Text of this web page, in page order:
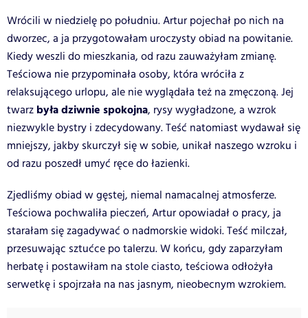
Wrócili w niedzielę po południu. Artur pojechał po nich na
dworzec, a ja przygotowałam uroczysty obiad na powitanie.
Kiedy weszli do mieszkania, od razu zauważyłam zmianę.
Teściowa nie przypominała osoby, która wróciła z
relaksującego urlopu, ale nie wyglądała też na zmęczoną. Jej
twarz była dziwnie spokojna, rysy wygładzone, a wzrok
niezwykle bystry i zdecydowany. Teść natomiast wydawał się
mniejszy, jakby skurczył się w sobie, unikał naszego wzroku i
od razu poszedł umyć ręce do łazienki.
Zjedliśmy obiad w gęstej, niemal namacalnej atmosferze.
Teściowa pochwaliła pieczeń, Artur opowiadał o pracy, ja
starałam się zagadywać o nadmorskie widoki. Teść milczał,
przesuwając sztućce po talerzu. W końcu, gdy zaparzyłam
herbatę i postawiłam na stole ciasto, teściowa odłożyła
serwetkę i spojrzała na nas jasnym, nieobecnym wzrokiem.